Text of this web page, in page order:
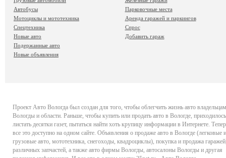
Автобусы
Мотоциклы и мототехника
Спецтехника
Новые авто
Подержанные авто
Новые объявления
Парковочные места
Аренда гаражей и паркингов
Спрос
Добавить гараж
Проект Авто Вологда был создан для того, чтобы облегчить жизнь авто владельцам
Вологды и области. Раньше, чтобы купить или продать авто в Вологде, приходилось
листать десятки газет, пытаться найти хоть крупицу информации в Интернете.
все это доступно на одном сайте. Объявления о продаже авто в Вологде (легковые и
грузовые авто, мототехника, снегоходы, квадроциклы), покупка и продажа
различных запчастей, а также авто фирмы Вологды, автосалоны Вологды и другая